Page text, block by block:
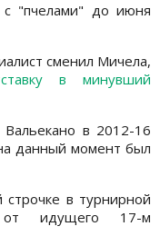
с "пчелами" до июня
сменил Мичела,
в минувший
в 2012-16
данный момент был
в турнирной
от идущего 17-м